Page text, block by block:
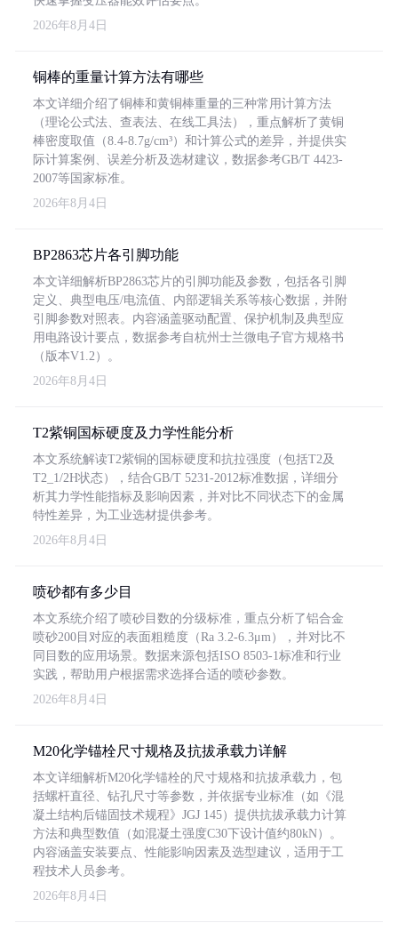
2026年8月4日
铜棒的重量计算方法有哪些
本文详细介绍了铜棒和黄铜棒重量的三种常用计算方法
（理论公式法、查表法、在线工具法），重点解析了黄铜
棒密度取值（8.4-8.7g/cm³）和计算公式的差异，并提供实
际计算案例、误差分析及选材建议，数据参考GB/T 4423-
2007等国家标准。
2026年8月4日
BP2863芯片各引脚功能
本文详细解析BP2863芯片的引脚功能及参数，包括各引脚
定义、典型电压/电流值、内部逻辑关系等核心数据，并附
引脚参数对照表。内容涵盖驱动配置、保护机制及典型应
用电路设计要点，数据参考自杭州士兰微电子官方规格书
（版本V1.2）。
2026年8月4日
T2紫铜国标硬度及力学性能分析
本文系统解读T2紫铜的国标硬度和抗拉强度（包括T2及
T2_1/2H状态），结合GB/T 5231-2012标准数据，详细分
析其力学性能指标及影响因素，并对比不同状态下的金属
特性差异，为工业选材提供参考。
2026年8月4日
喷砂都有多少目
本文系统介绍了喷砂目数的分级标准，重点分析了铝合金
喷砂200目对应的表面粗糙度（Ra 3.2-6.3μm），并对比不
同目数的应用场景。数据来源包括ISO 8503-1标准和行业
实践，帮助用户根据需求选择合适的喷砂参数。
2026年8月4日
M20化学锚栓尺寸规格及抗拔承载力详解
本文详细解析M20化学锚栓的尺寸规格和抗拔承载力，包
括螺杆直径、钻孔尺寸等参数，并依据专业标准（如《混
凝土结构后锚固技术规程》JGJ 145）提供抗拔承载力计算
方法和典型数值（如混凝土强度C30下设计值约80kN）。
内容涵盖安装要点、性能影响因素及选型建议，适用于工
程技术人员参考。
2026年8月4日